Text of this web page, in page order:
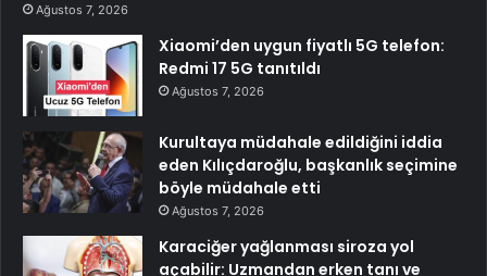
Ağustos 7, 2026
Xiaomi’den uygun fiyatlı 5G telefon:
Redmi 17 5G tanıtıldı
Ağustos 7, 2026
Kurultaya müdahale edildiğini iddia
eden Kılıçdaroğlu, başkanlık seçimine
böyle müdahale etti
Ağustos 7, 2026
Karaciğer yağlanması siroza yol
açabilir: Uzmandan erken tanı ve